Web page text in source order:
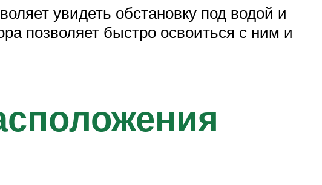
увидеть обстановку под водой и
позволяет быстро освоиться с ним и